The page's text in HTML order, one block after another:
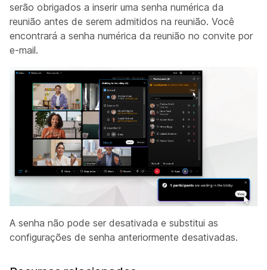
serão obrigados a inserir uma senha numérica da
reunião antes de serem admitidos na reunião. Você
encontrará a senha numérica da reunião no convite por
e-mail.
A senha não pode ser desativada e substitui as
configurações de senha anteriormente desativadas.